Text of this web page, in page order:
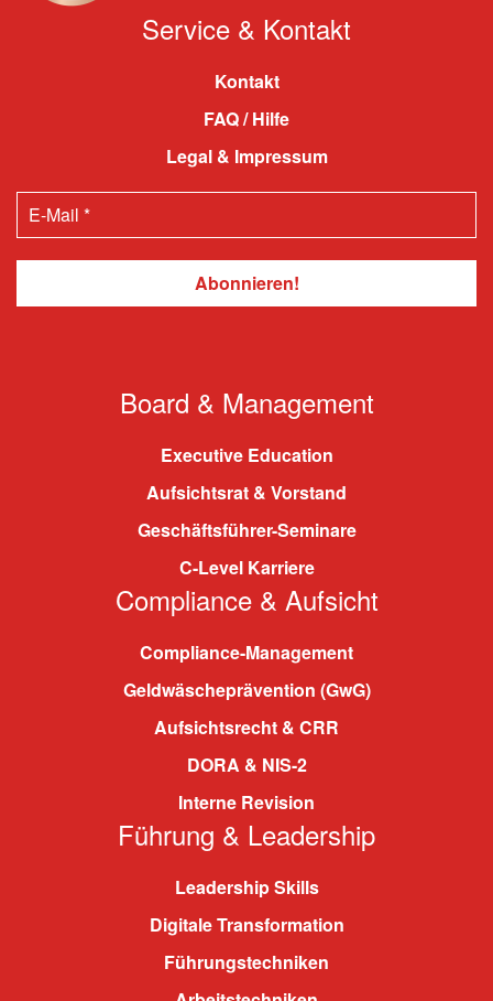
Service & Kontakt
Kontakt
FAQ / Hilfe
Legal & Impressum
Board & Management
Executive Education
Aufsichtsrat & Vorstand
Geschäftsführer-Seminare
C-Level Karriere
Compliance & Aufsicht
Compliance-Management
Geldwäscheprävention (GwG)
Aufsichtsrecht & CRR
DORA & NIS-2
Interne Revision
Führung & Leadership
Leadership Skills
Digitale Transformation
Führungstechniken